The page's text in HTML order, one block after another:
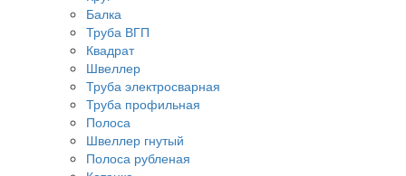
Балка
Труба ВГП
Квадрат
Швеллер
Труба электросварная
Труба профильная
Полоса
Швеллер гнутый
Полоса рубленая